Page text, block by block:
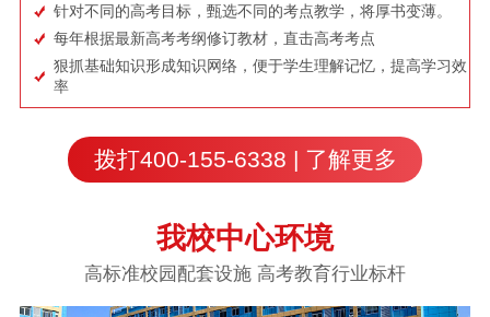
针对不同的高考目标，甄选不同的考点教学，将厚书变薄。
每年根据最新高考考纲修订教材，直击高考考点
狠抓基础知识形成知识网络，便于学生理解记忆，提高学习效
率
拨打400-155-6338 | 了解更多
我校中心环境
高标准校园配套设施 高考教育行业标杆